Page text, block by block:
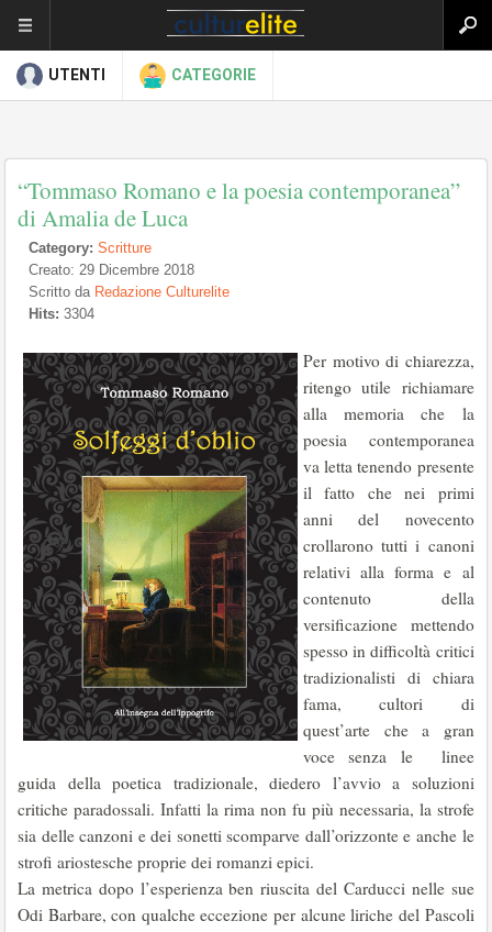
UTENTI CATEGORIE
“Tommaso Romano e la poesia contemporanea”
di Amalia de Luca
Category: Scritture
Creato: 29 Dicembre 2018
Scritto da Redazione Culturelite
Hits: 3304
Per motivo di chiarezza,
ritengo utile richiamare
alla memoria che la
poesia contemporanea
va letta tenendo presente
il fatto che nei primi
anni del novecento
crollarono tutti i canoni
relativi alla forma e al
contenuto della
versificazione mettendo
spesso in difficoltà critici
tradizionalisti di chiara
fama, cultori di
quest’arte che a gran
voce senza le linee
guida della poetica tradizionale, diedero l’avvio a soluzioni
critiche paradossali. Infatti la rima non fu più necessaria, la strofe
sia delle canzoni e dei sonetti scomparve dall’orizzonte e anche le
strofi ariostesche proprie dei romanzi epici.
La metrica dopo l’esperienza ben riuscita del Carducci nelle sue
Odi Barbare, con qualche eccezione per alcune liriche del Pascoli